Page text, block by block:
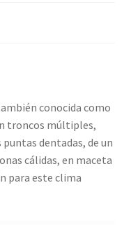
conocida como
troncos múltiples,
dentadas, de un
cálidas, en maceta
para este clima